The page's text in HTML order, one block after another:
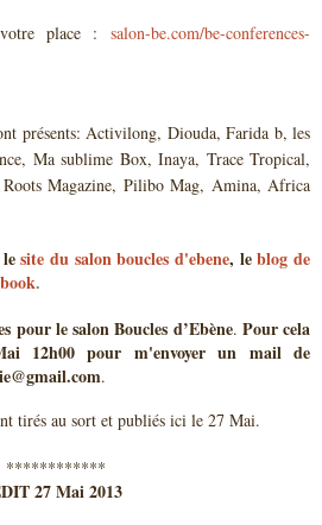
place : salon-be.com/be-conferences-
présents: Activilong, Diouda, Farida b, les
Ma sublime Box, Inaya, Trace Tropical,
Magazine, Pilibo Mag, Amina, Africa
lesite du salon boucles d'ebene, leblog de
.
pour le salon Boucles d’Ebène. Pour cela
12h00 pour m'envoyer un mail de
.
tirés au sort et publiés ici le 27 Mai.
************
27 Mai 2013